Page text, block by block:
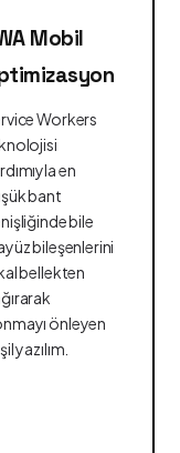
Mobil
Workers
en
bant
bile
bileşenlerini
bellekten
önleyen
yazılım.